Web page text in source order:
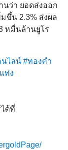
ว่า ยอดส่งออก
ขึ้น 2.3% ส่งผล
หมื่นล้านยูโร
นไลน์ #ทองคำ
ท่ง
ด้ที่